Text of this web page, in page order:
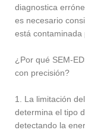
diagnostica
es necesario
está contaminada
¿Por qué SEM-
con precisión?
1. La limitación
determina el tipo
detectando la